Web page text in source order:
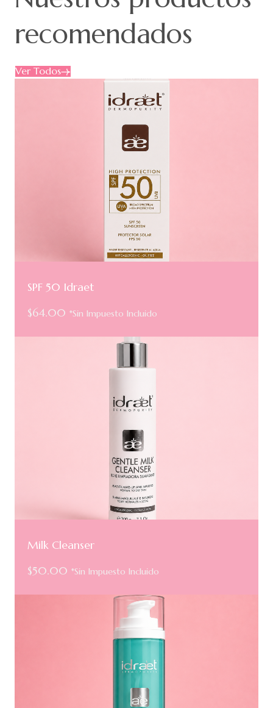
recomendados
Ver Todos
SPF 50 Idraet
$64.00 *Sin Impuesto Incluido
Milk Cleanser
$50.00 *Sin Impuesto Incluido